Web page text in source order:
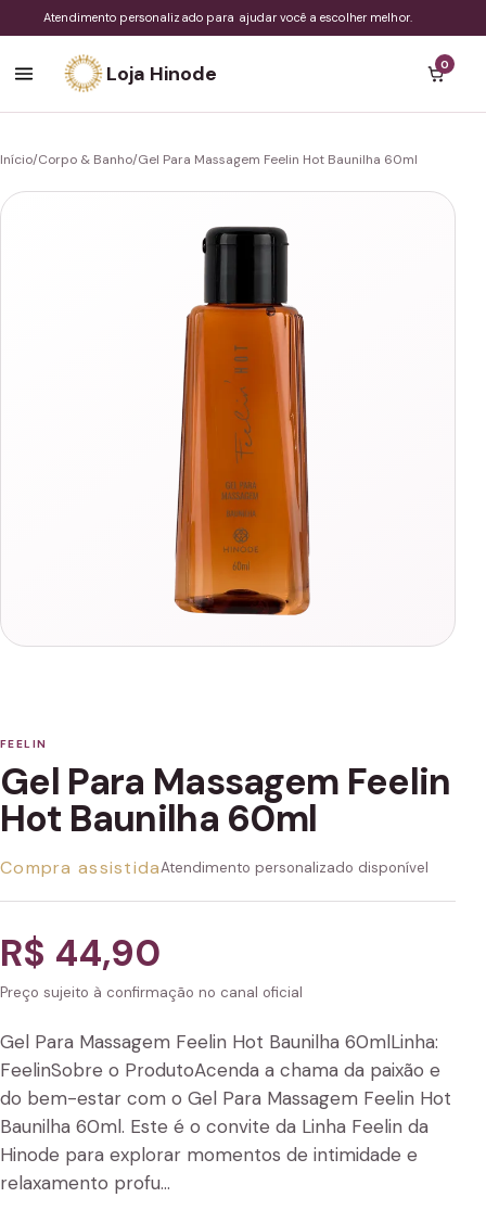
Atendimento personalizado para ajudar você a escolher melhor.
Loja Hinode 0
Início/Corpo & Banho/Gel Para Massagem Feelin Hot Baunilha 60ml
FEELIN
Gel Para Massagem Feelin
Hot Baunilha 60ml
Compra assistidaAtendimento personalizado disponível
R$ 44,90
Preço sujeito à confirmação no canal oficial
Gel Para Massagem Feelin Hot Baunilha 60mlLinha:
FeelinSobre o ProdutoAcenda a chama da paixão e
do bem-estar com o Gel Para Massagem Feelin Hot
Baunilha 60ml. Este é o convite da Linha Feelin da
Hinode para explorar momentos de intimidade e
relaxamento profu…